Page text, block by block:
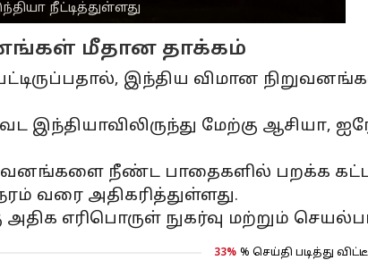
நீட்டித்துள்ளது
மீதான தாக்கம்
இந்திய விமான
இந்தியாவிலிருந்து மேற்கு ஆசியா,
நீண்ட பாதைகளில் பறக்க
வரை அதிகரித்துள்ளது.
எரிபொருள் நுகர்வு மற்றும்
33% % செய்தி படித்து